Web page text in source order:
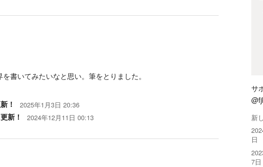
書いてみたいなと思い。筆をとりました。
！ 2025年1月3日 20:36
新！ 2024年12月11日 00:13
サ
新
日
7日